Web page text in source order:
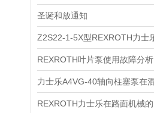
圣诞和放通知
REXROTH叶片泵使用故障分析